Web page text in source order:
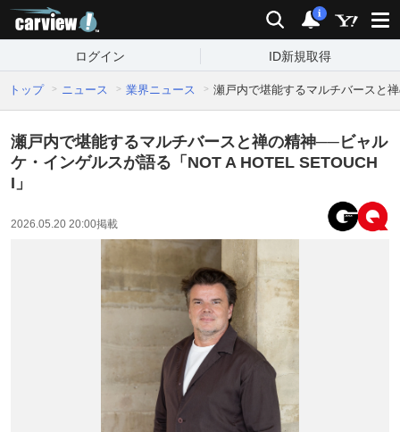
検索 通知
i
ログイン ID新規取得
トップ ニュース 業界ニュース 瀬戸内で堪能するマルチバースと
瀬戸内で堪能するマルチバースと禅の精神──ビャル
ケ・インゲルスが語る「NOT A HOTEL SETOUCH
I」
2026.05.20 20:00掲載